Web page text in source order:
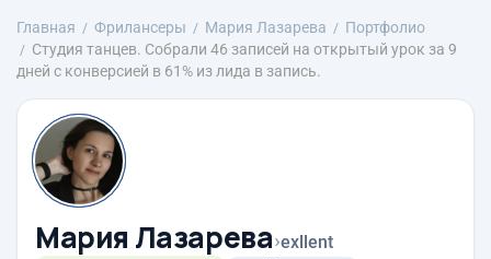
Главная Фрилансеры Мария Лазарева
Портфолио
Студия танцев. Собрали 46 записей на открытый урок за 9
дней с конверсией в 61% из лида в запись.
Мария Лазарева›exllent